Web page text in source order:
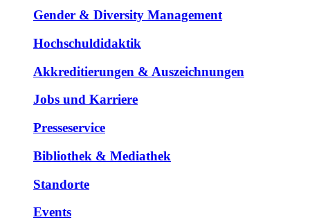
Gender & Diversity Management
Hochschuldidaktik
Akkreditierungen & Auszeichnungen
Jobs und Karriere
Presseservice
Bibliothek & Mediathek
Standorte
Events